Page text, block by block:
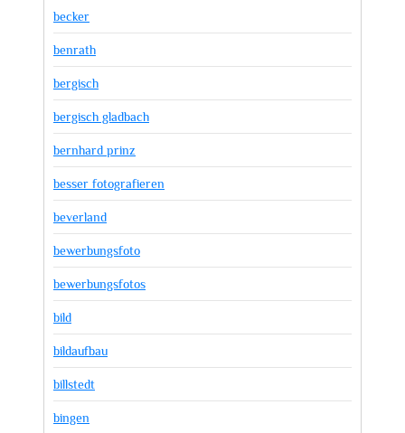
becker
benrath
bergisch
bergisch gladbach
bernhard prinz
besser fotografieren
beverland
bewerbungsfoto
bewerbungsfotos
bild
bildaufbau
billstedt
bingen